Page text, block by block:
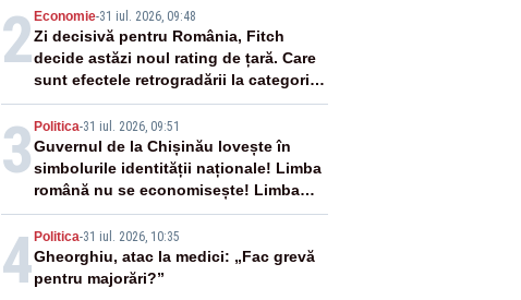
2 Economie-31 iul. 2026, 09:48
Zi decisivă pentru România, Fitch
decide astăzi noul rating de țară. Care
sunt efectele retrogradării la categoria
„junk”
3 Politica-31 iul. 2026, 09:51
Guvernul de la Chișinău lovește în
simbolurile identității naționale! Limba
română nu se economisește! Limba
română se sărbătorește!
4 Politica-31 iul. 2026, 10:35
Gheorghiu, atac la medici: „Fac grevă
pentru majorări?”